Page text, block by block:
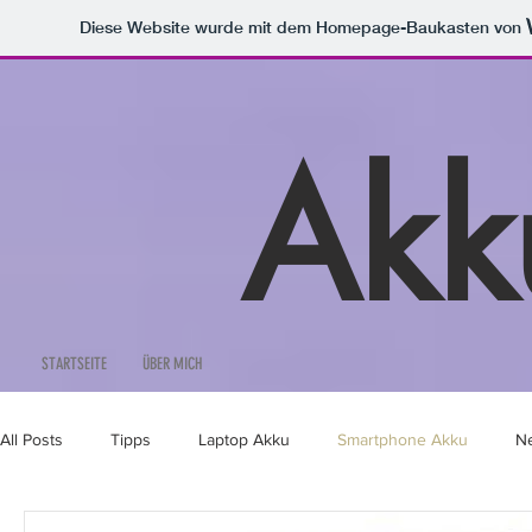
Diese Website wurde mit dem Homepage-Baukasten von
STARTSEITE ÜBER MICH
All Posts Tipps Laptop Akku Smartphone Akku